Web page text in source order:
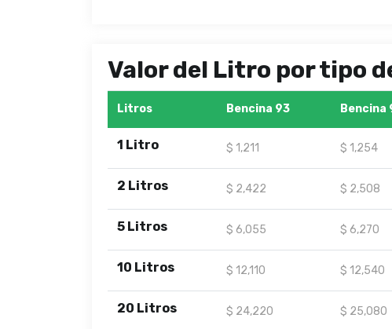
Valor del Litro por tipo
Litros Bencina 93 Bencina
1 Litro $ 1,211 $ 1,254
2 Litros $ 2,422 $ 2,508
5 Litros $ 6,055 $ 6,270
10 Litros $ 12,110 $ 12,540
20 Litros $ 24,220 $ 25,080